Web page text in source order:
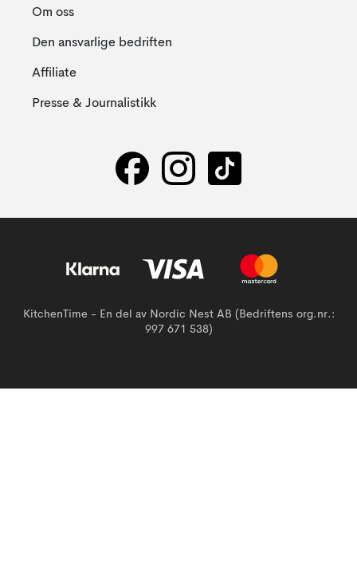
Om oss
Den ansvarlige bedriften
Affiliate
Presse & Journalistikk
KitchenTime - En del av Nordic Nest AB (Bedriftens org.nr.:
997 671 538)